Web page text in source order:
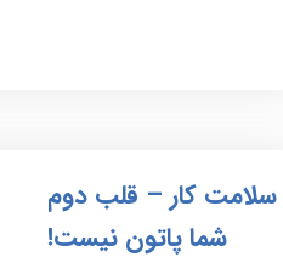
سلامت کار – قلب دوم
شما پاتون نیست!